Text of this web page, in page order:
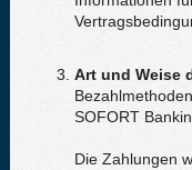
Art und Weise
SOFORT
Die Zahlungen